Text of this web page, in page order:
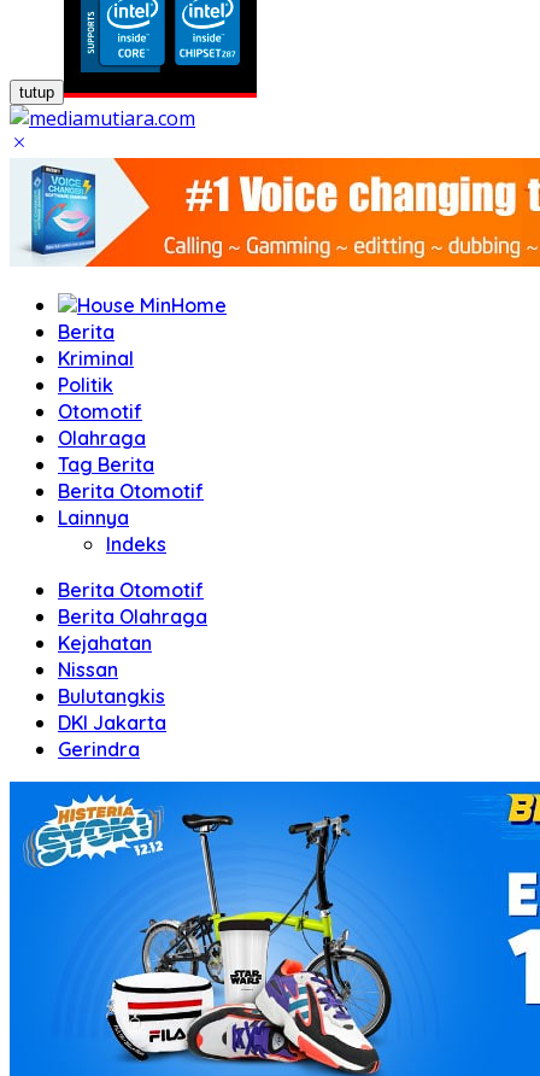
tutup
Home
Berita
Kriminal
Politik
Otomotif
Olahraga
Tag Berita
Berita Otomotif
Lainnya
Indeks
Berita Otomotif
Berita Olahraga
Kejahatan
Nissan
Bulutangkis
DKI Jakarta
Gerindra